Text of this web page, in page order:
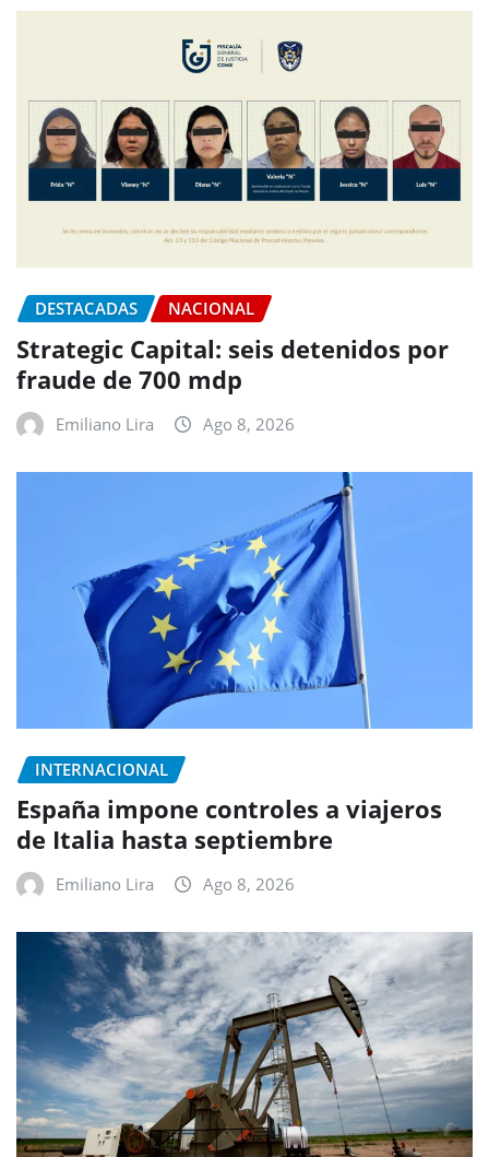
DESTACADAS NACIONAL
Strategic Capital: seis detenidos por
fraude de 700 mdp
Emiliano Lira Ago 8, 2026
INTERNACIONAL
España impone controles a viajeros
de Italia hasta septiembre
Emiliano Lira Ago 8, 2026